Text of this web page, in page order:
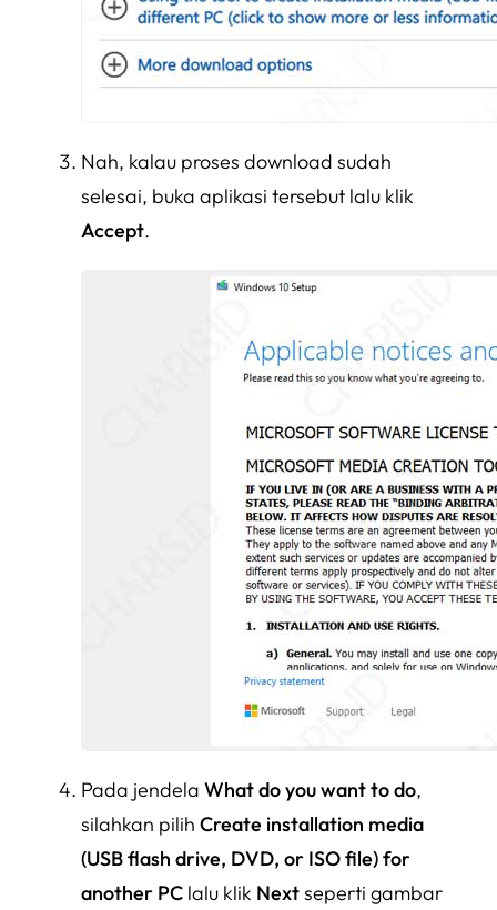
Nah, kalau proses download sudah
selesai, buka aplikasi tersebut lalu klik
Accept.
Pada jendela What do you want to do,
silahkan pilih Create installation media
(USB flash drive, DVD, or ISO file) for
another PC lalu klik Nextseperti gambar